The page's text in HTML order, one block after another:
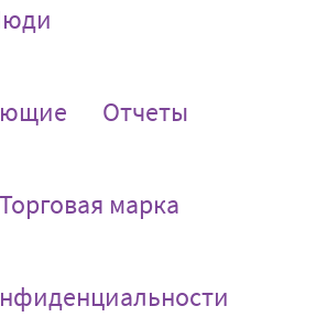
Отчеты
Торговая марка